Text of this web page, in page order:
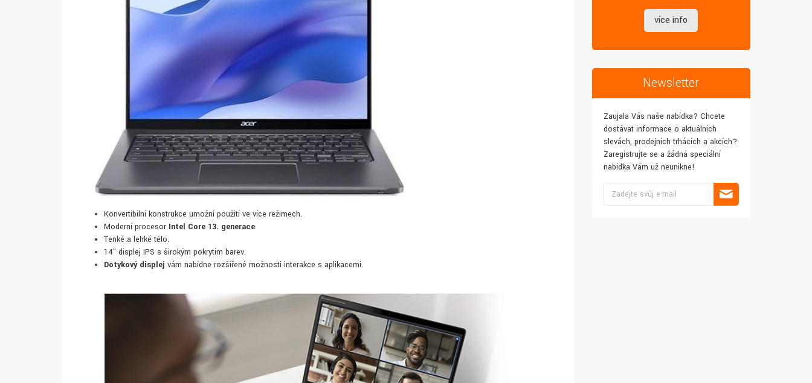
Konvertibilní konstrukce umožní použití ve více režimech.
Moderní procesor Intel Core 13. generace.
Tenké a lehké tělo.
14" displej IPS s širokým pokrytím barev.
Dotykový displej vám nabídne rozšířené možnosti interakce s aplikacemi.
více info
Newsletter
Zaujala Vás naše nabídka? Chcete
dostávat informace o aktuálních
slevách, prodejních trhácích a akcích?
Zaregistrujte se a žádná speciální
nabídka Vám už neunikne!